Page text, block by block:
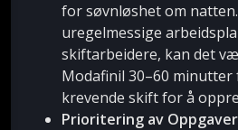
for søvnløshet om
uregelmessige
skiftarbeidere, kan det
Modafinil 30–60
krevende skift for å
Prioritering av Oppgaver